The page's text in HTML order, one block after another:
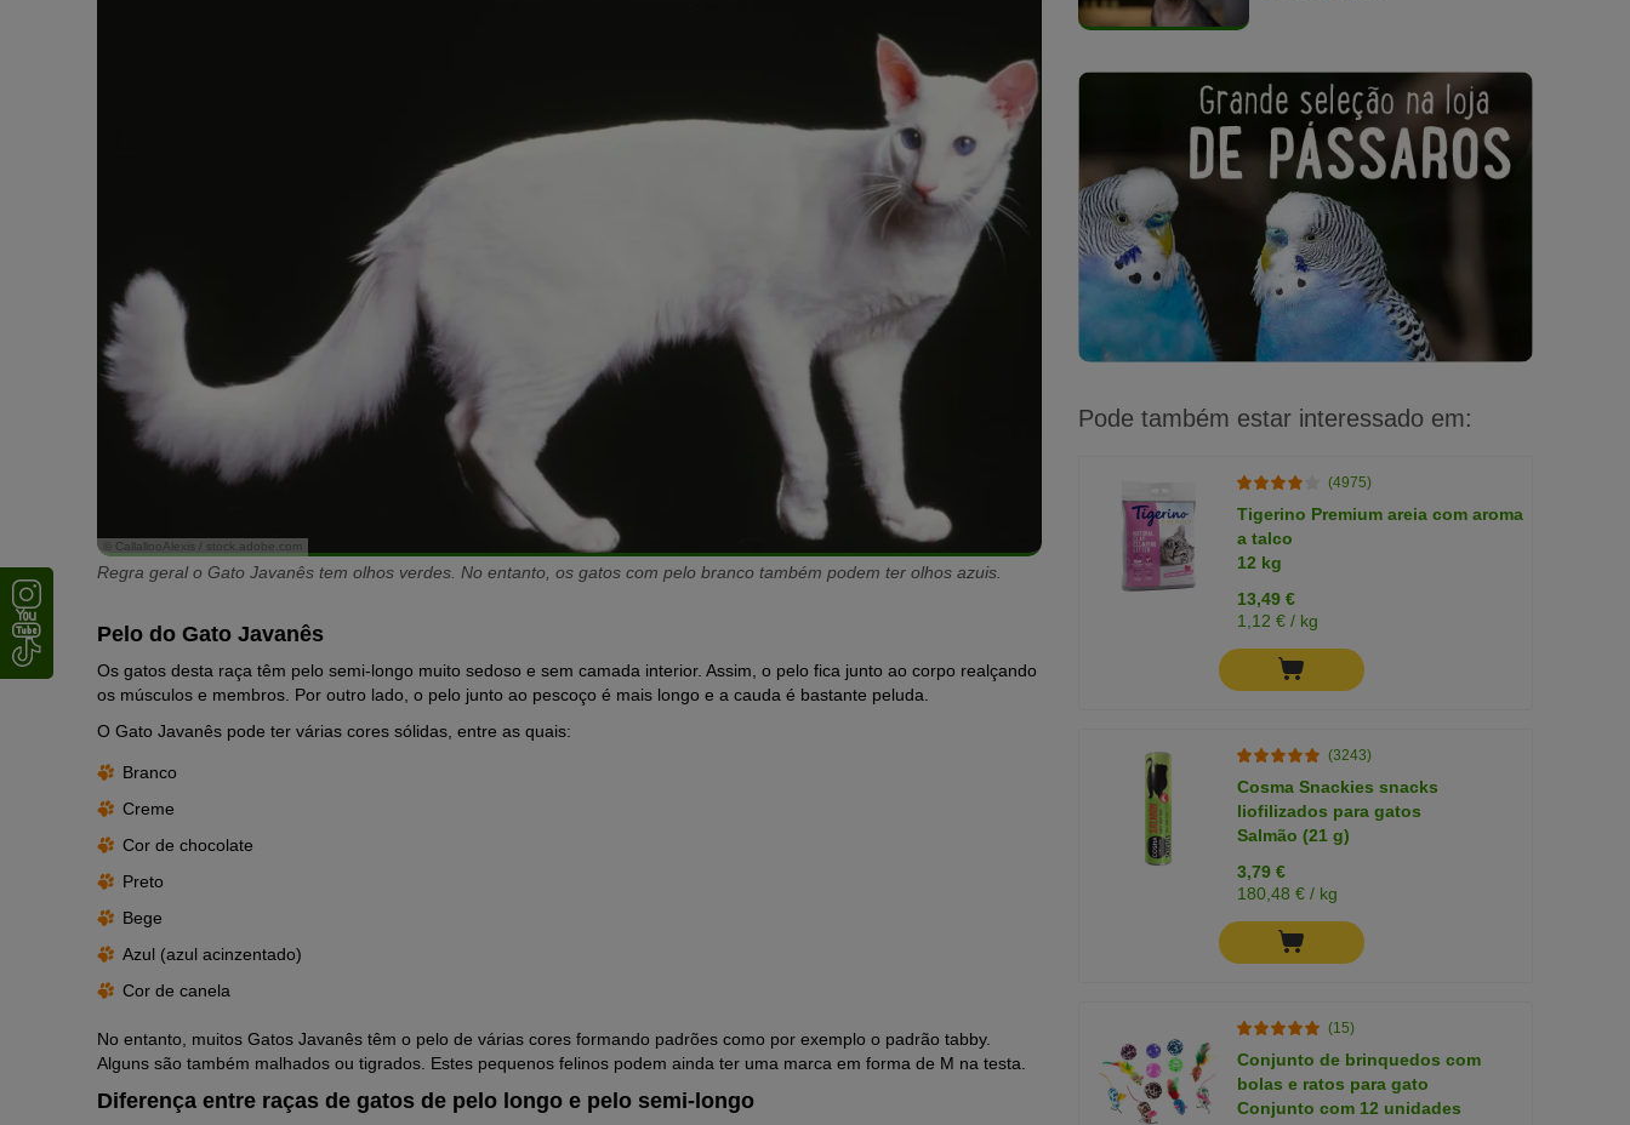
© CallallooAlexis / stock.adobe.com
Regra geral o Gato Javanês tem olhos verdes. No entanto, os gatos com pelo branco também podem ter olhos azuis.
Pelo do Gato Javanês
Os gatos desta raça têm pelo semi-longo muito sedoso e sem camada interior. Assim, o pelo fica junto ao corpo realçando
os músculos e membros. Por outro lado, o pelo junto ao pescoço é mais longo e a cauda é bastante peluda.
O Gato Javanês pode ter várias cores sólidas, entre as quais:
Branco
Creme
Cor de chocolate
Preto
Bege
Azul (azul acinzentado)
Cor de canela
No entanto, muitos Gatos Javanês têm o pelo de várias cores formando padrões como por exemplo o padrão tabby.
Alguns são também malhados ou tigrados. Estes pequenos felinos podem ainda ter uma marca em forma de M na testa.
Diferença entre raças de gatos de pelo longo e pelo semi-longo
Pode também estar interessado em:
(4975)
Tigerino Premium areia com aroma
a talco
12 kg
13,49 €
1,12 € / kg
(3243)
Cosma Snackies snacks
liofilizados para gatos
Salmão (21 g)
3,79 €
180,48 € / kg
(15)
Conjunto de brinquedos com
bolas e ratos para gato
Conjunto com 12 unidades